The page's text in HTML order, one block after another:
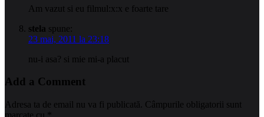
Am vazut si eu filmul:x:x e foarte tare
stela spune:
23 mai, 2011 la 23:18
nu-i asa? si mie mi-a placut
Add a Comment
Adresa ta de email nu va fi publicată. Câmpurile obligatorii sunt
marcate cu